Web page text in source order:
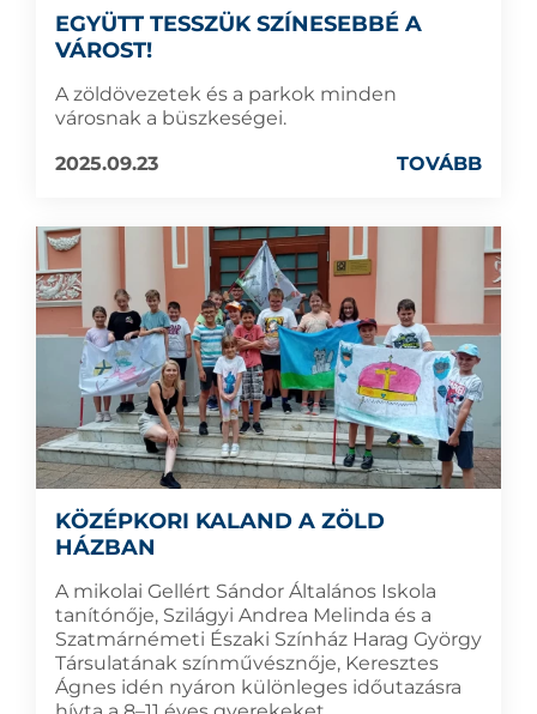
EGYÜTT TESSZÜK SZÍNESEBBÉ A
VÁROST!
A zöldövezetek és a parkok minden
városnak a büszkeségei.
2025.09.23
TOVÁBB
KÖZÉPKORI KALAND A ZÖLD
HÁZBAN
A mikolai Gellért Sándor Általános Iskola
tanítónője, Szilágyi Andrea Melinda és a
Szatmárnémeti Északi Színház Harag György
Társulatának színművésznője, Keresztes
Ágnes idén nyáron különleges időutazásra